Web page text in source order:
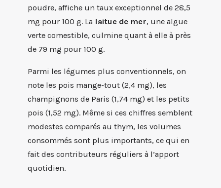
poudre, affiche un taux exceptionnel de 28,5
mg pour 100 g. La laitue de mer, une algue
verte comestible, culmine quant à elle à près
de 79 mg pour 100 g.
Parmi les légumes plus conventionnels, on
note les pois mange-tout (2,4 mg), les
champignons de Paris (1,74 mg) et les petits
pois (1,52 mg). Même si ces chiffres semblent
modestes comparés au thym, les volumes
consommés sont plus importants, ce qui en
fait des contributeurs réguliers à l’apport
quotidien.